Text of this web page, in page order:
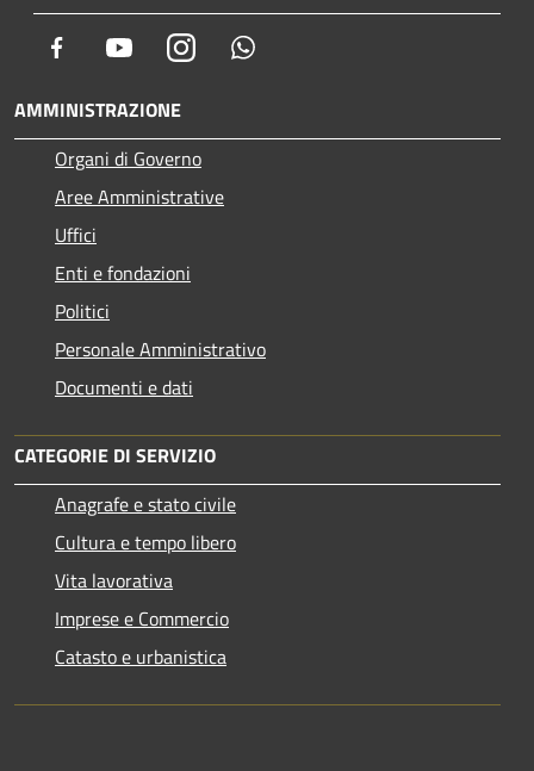
Facebook YoutubeInstagram
AMMINISTRAZIONE
Organi di Governo
Aree Amministrative
Uffici
Enti e fondazioni
Politici
Personale Amministrativo
Documenti e dati
CATEGORIE DI SERVIZIO
Anagrafe e stato civile
Cultura e tempo libero
Vita lavorativa
Imprese e Commercio
Catasto e urbanistica